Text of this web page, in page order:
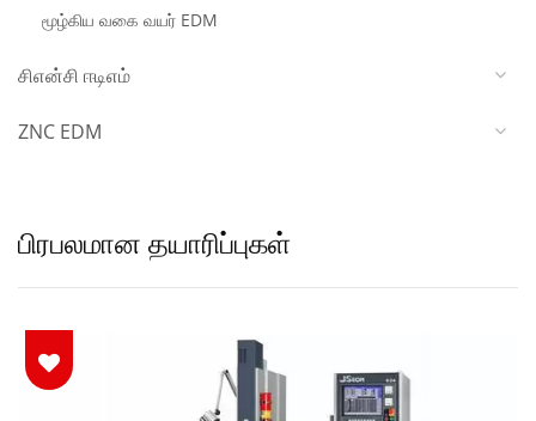
மூழ்கிய வகை வயர் EDM
சிஎன்சி ஈடிஎம்
ZNC EDM
பிரபலமான தயாரிப்புகள்